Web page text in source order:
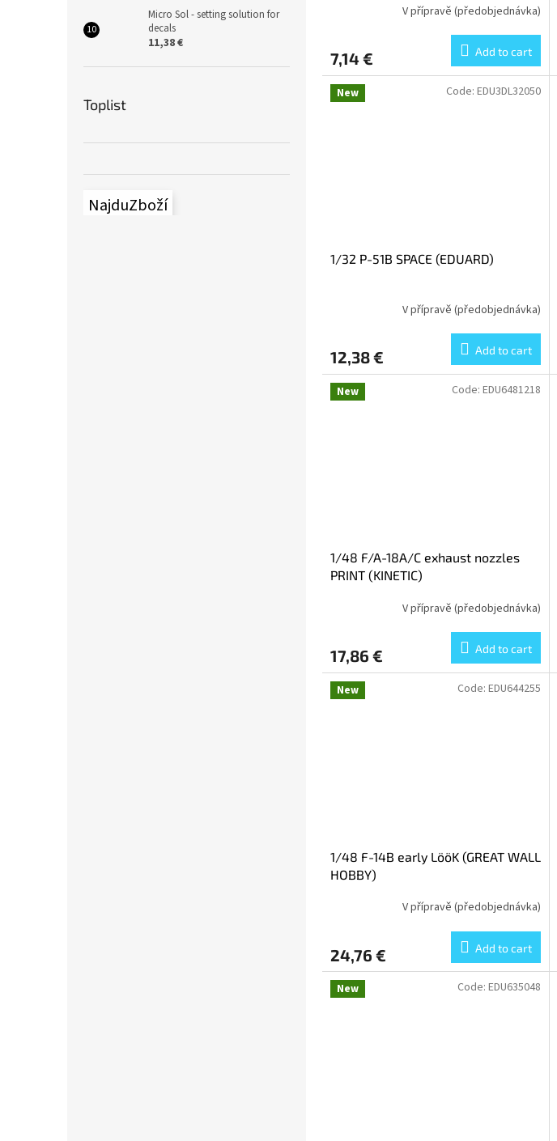
Micro Sol - setting solution for
decals
11,38 €
Toplist
NajduZboží
V přípravě (předobjednávka)
7,14 € Add to cart
New
1/32 P-51B SPACE (EDUARD)
V přípravě (předobjednávka)
12,38 € Add to cart
Code: EDU3DL32050
New
1/48 F/A-18A/C exhaust nozzles
PRINT (KINETIC)
V přípravě (předobjednávka)
17,86 € Add to cart
Code: EDU6481218
New
1/48 F-14B early LööK (GREAT WALL
HOBBY)
V přípravě (předobjednávka)
24,76 € Add to cart
Code: EDU644255
New Code: EDU635048